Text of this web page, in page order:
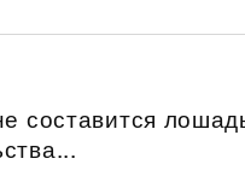
составится